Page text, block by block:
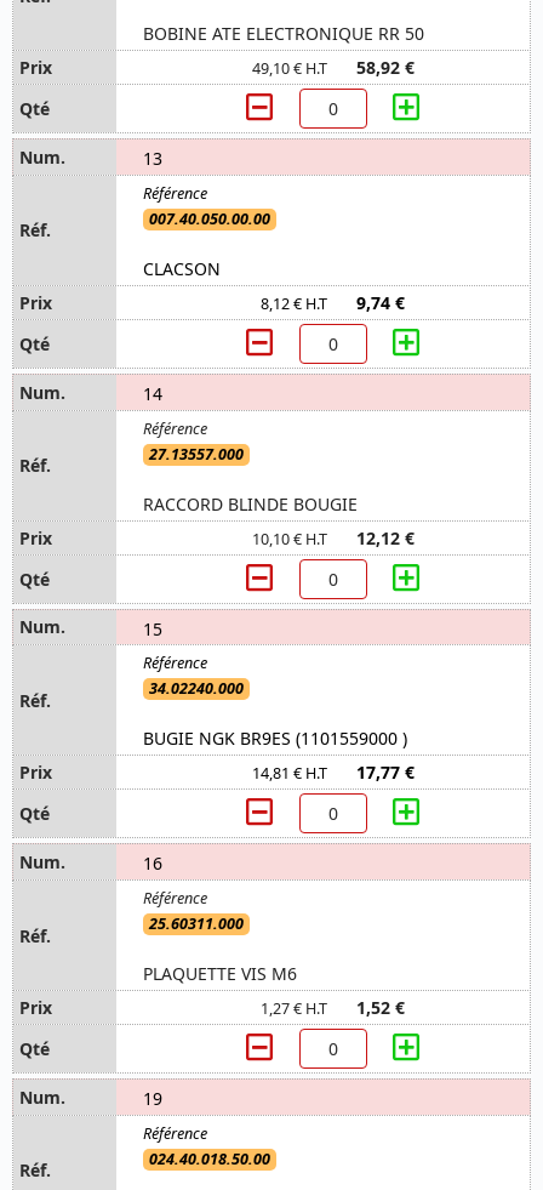
BOBINE ATE ELECTRONIQUE RR 50
49,10 € H.T 58,92 €
13
007.40.050.00.00
CLACSON
8,12 € H.T 9,74 €
14
27.13557.000
RACCORD BLINDE BOUGIE
10,10 € H.T 12,12 €
15
34.02240.000
BUGIE NGK BR9ES (1101559000 )
14,81 € H.T 17,77 €
16
25.60311.000
PLAQUETTE VIS M6
1,27 € H.T 1,52 €
19
024.40.018.50.00